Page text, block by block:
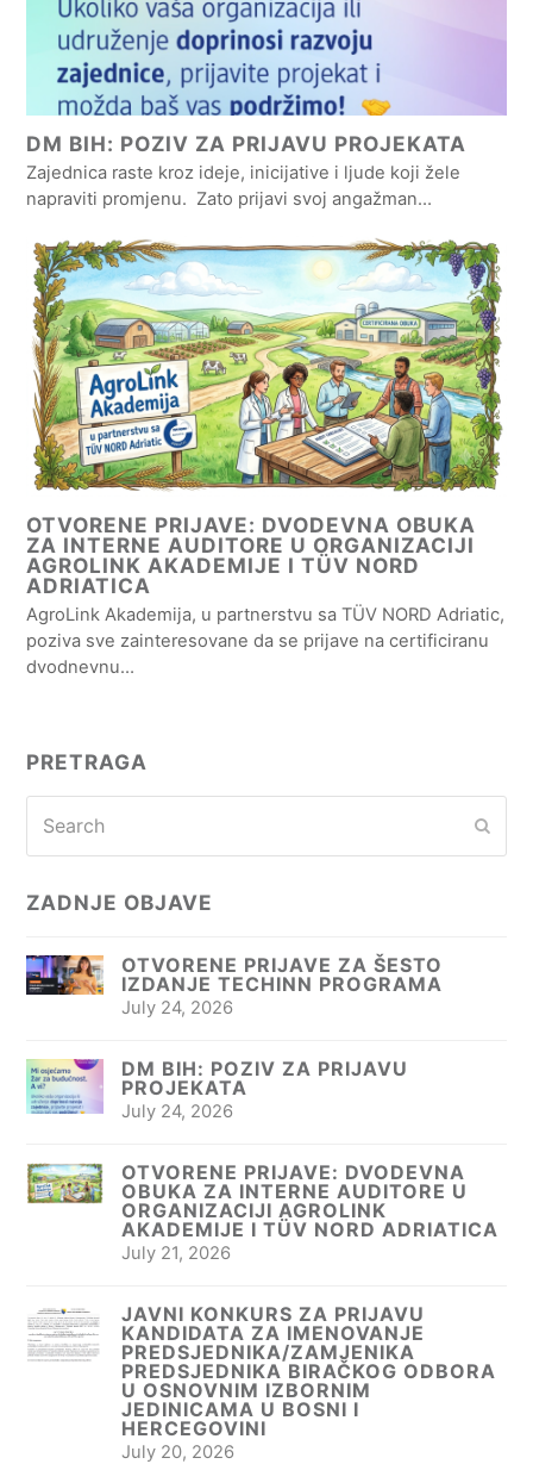
DM BIH: POZIV ZA PRIJAVU PROJEKATA
Zajednica raste kroz ideje, inicijative i ljude koji žele
napraviti promjenu. Zato prijavi svoj angažman…
OTVORENE PRIJAVE: DVODEVNA OBUKA
ZA INTERNE AUDITORE U ORGANIZACIJI
AGROLINK AKADEMIJE I TÜV NORD
ADRIATICA
AgroLink Akademija, u partnerstvu sa TÜV NORD Adriatic,
poziva sve zainteresovane da se prijave na certificiranu
dvodnevnu…
PRETRAGA
ZADNJE OBJAVE
OTVORENE PRIJAVE ZA ŠESTO
IZDANJE TECHINN PROGRAMA
July 24, 2026
DM BIH: POZIV ZA PRIJAVU
PROJEKATA
July 24, 2026
OTVORENE PRIJAVE: DVODEVNA
OBUKA ZA INTERNE AUDITORE U
ORGANIZACIJI AGROLINK
AKADEMIJE I TÜV NORD ADRIATICA
July 21, 2026
JAVNI KONKURS ZA PRIJAVU
KANDIDATA ZA IMENOVANJE
PREDSJEDNIKA/ZAMJENIKA
PREDSJEDNIKA BIRAČKOG ODBORA
U OSNOVNIM IZBORNIM
JEDINICAMA U BOSNI I
HERCEGOVINI
July 20, 2026